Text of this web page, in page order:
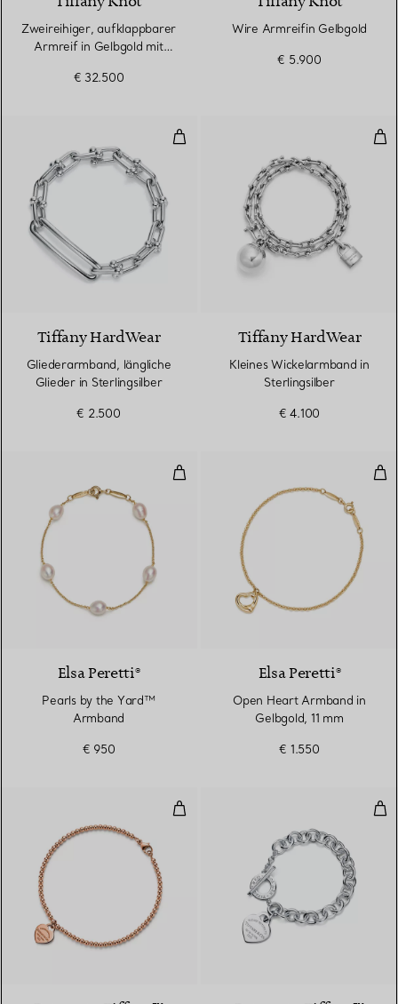
Zweireihiger, aufklappbarer
Armreif in Gelbgold mit
€ 32.500
Wire Armreifin Gelbgold
€ 5.900
Gliederarmband, längliche
Tiffany HardWear
Gliederarmband, längliche
Glieder in Sterlingsilber
€ 2.500
Tiffany HardWear
Kleines Wickelarmband in
Sterlingsilber
€ 4.100
Pearls by the Yard™ Armband
Elsa Peretti®
Pearls by the Yard™
Armband
€ 950
Elsa Peretti®
Open Heart Armband in
Gelbgold, 11 mm
€ 1.550
Kugelarmband mit Mini-